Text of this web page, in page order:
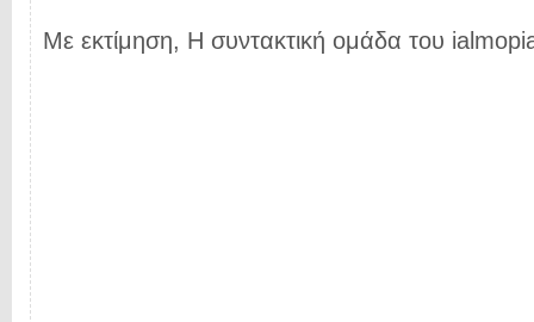
Με εκτίμηση, Η συντακτική ομάδα του